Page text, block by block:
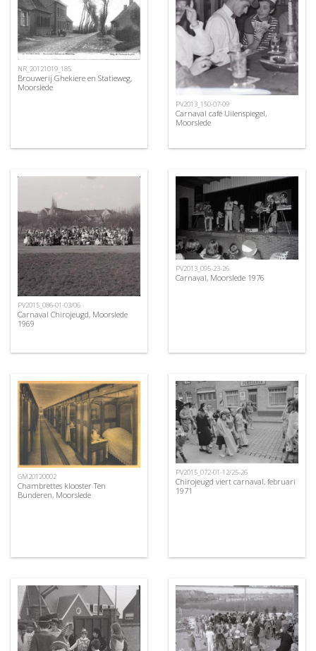
NR_20121019_185
Brouwerij Ghekiere en Statieweg,
Moorslede
PV2013_150-07-09
Carnaval café Uilenspiegel,
Moorslede
PV2015_086-01-03/06
Carnaval Chirojeugd, Moorslede
1969
PV2013_095-23-26
Carnaval, Moorslede 1976
GM20120002
Chambrettes klooster Ten
Bunderen, Moorslede
PV2015_072-01-12/25-26
Chirojeugd viert carnaval, februari
1971